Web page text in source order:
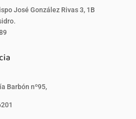
José González Rivas 3, 1B
Barbón nº95,